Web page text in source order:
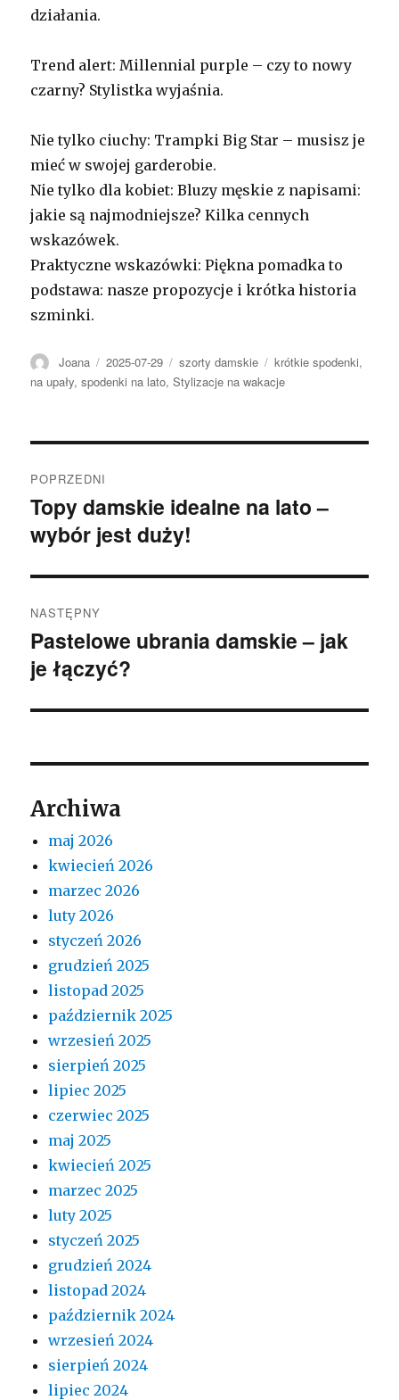
działania.
Trend alert: Millennial purple – czy to nowy
czarny? Stylistka wyjaśnia.
Nie tylko ciuchy: Trampki Big Star – musisz je
mieć w swojej garderobie.
Nie tylko dla kobiet: Bluzy męskie z napisami:
jakie są najmodniejsze? Kilka cennych
wskazówek.
Praktyczne wskazówki: Piękna pomadka to
podstawa: nasze propozycje i krótka historia
szminki.
Autor
Joana Opublikowano
2025-07-29 Kategorie
szorty damskie Tagi
krótkie spodenki,
na upały,spodenki na lato,Stylizacje na wakacje
wpisu
POPRZEDNI
Poprzedni
wpis:
Topy damskie idealne na lato –
wybór jest duży!
NASTĘPNY
Następny
wpis:
Pastelowe ubrania damskie – jak
je łączyć?
Archiwa
maj 2026
kwiecień 2026
marzec 2026
luty 2026
styczeń 2026
grudzień 2025
listopad 2025
październik 2025
wrzesień 2025
sierpień 2025
lipiec 2025
czerwiec 2025
maj 2025
kwiecień 2025
marzec 2025
luty 2025
styczeń 2025
grudzień 2024
listopad 2024
październik 2024
wrzesień 2024
sierpień 2024
lipiec 2024